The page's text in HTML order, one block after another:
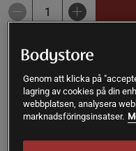
Fri frakt över 199 kr
RashaFramröstad topprecension
smakar äkta vanilj och är
Genom att klicka på
lagring av cookies på din
webbplatsen, analysera
marknadsföringsinsatser.